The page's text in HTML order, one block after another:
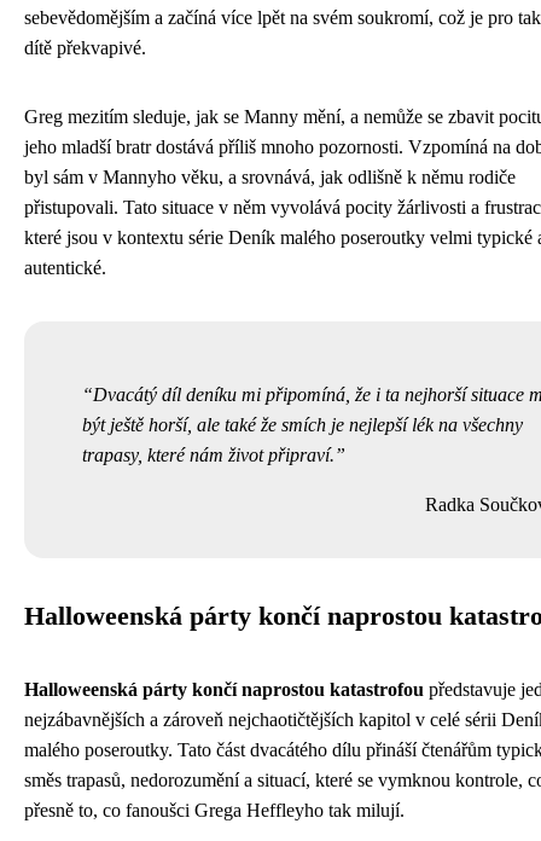
sebevědomějším a začíná více lpět na svém soukromí, což je pro
dítě překvapivé.
Greg mezitím sleduje, jak se Manny mění, a nemůže se zbavit
jeho mladší bratr dostává příliš mnoho pozornosti. Vzpomíná na
byl sám v Mannyho věku, a srovnává, jak odlišně k němu rodiče
přistupovali. Tato situace v něm vyvolává pocity žárlivosti a
které jsou v kontextu série Deník malého poseroutky velmi typické
autentické.
Dvacátý díl deníku mi připomíná, že i ta nejhorší situace
být ještě horší, ale také že smích je nejlepší lék na všechny
trapasy, které nám život připraví.
Radka
Halloweenská párty končí naprostou
Halloweenská párty končí naprostou katastrofou představuje
nejzábavnějších a zároveň nejchaotičtějších kapitol v celé sérii
malého poseroutky. Tato část dvacátého dílu přináší čtenářům
směs trapasů, nedorozumění a situací, které se vymknou kontrole,
přesně to, co fanoušci Grega Heffleyho tak milují.